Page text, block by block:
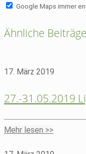
Google Maps immer
Ähnliche Beiträge
17. März 2019
27.-31.05.2019
Mehr lesen >>